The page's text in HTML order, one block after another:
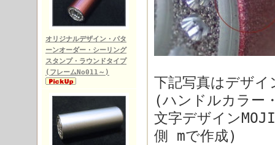
オリジナルデザイン・パタ
ーンオーダー・シーリング
スタンプ・ラウンドタイプ
(フレームNo011～)
下記写真はデザ
(ハンドルカラー
文字デザイン
側 mで作成)